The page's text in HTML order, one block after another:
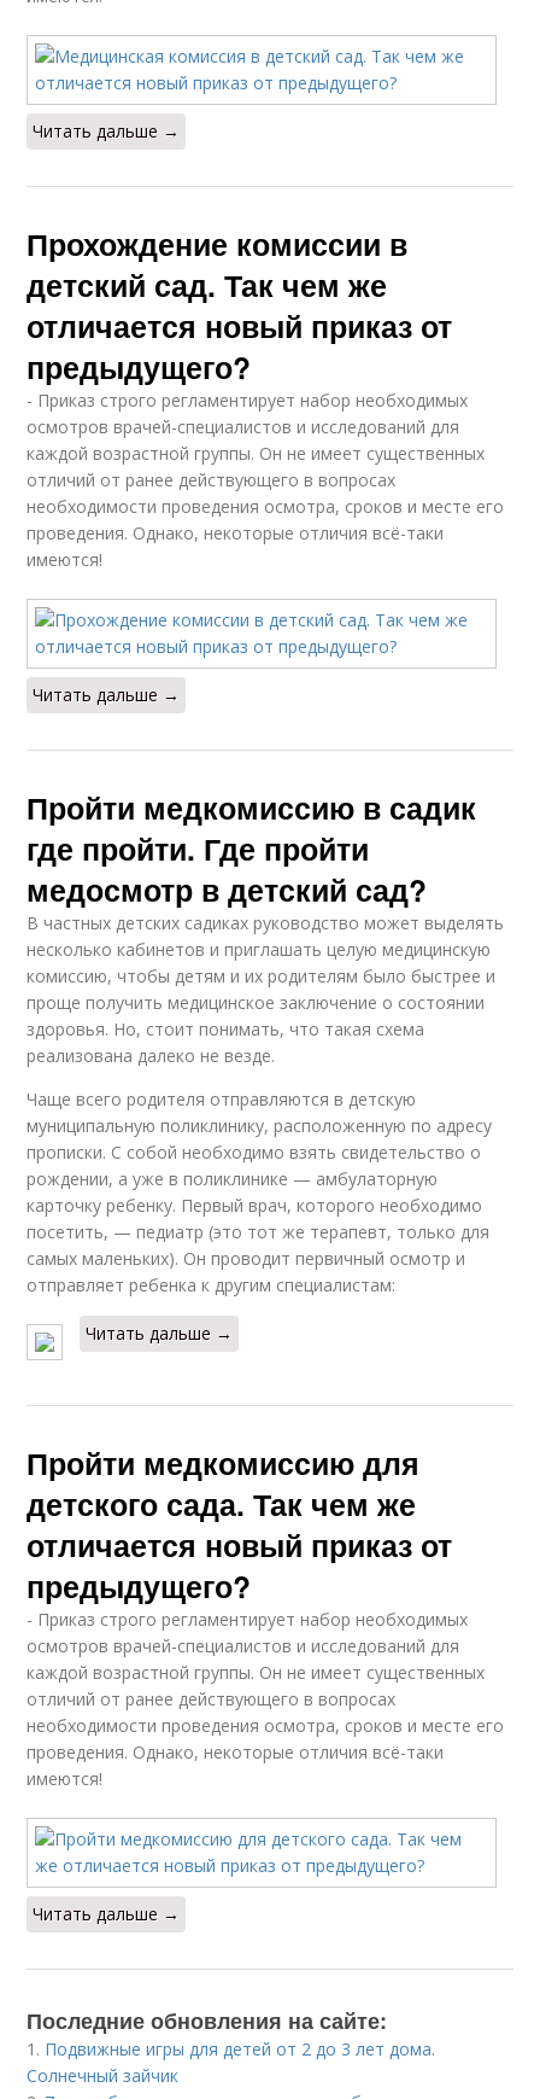
Читать дальше →
Прохождение комиссии в
детский сад. Так чем же
отличается новый приказ от
предыдущего?
- Приказ строго регламентирует набор необходимых
осмотров врачей-специалистов и исследований для
каждой возрастной группы. Он не имеет существенных
отличий от ранее действующего в вопросах
необходимости проведения осмотра, сроков и месте его
проведения. Однако, некоторые отличия всё-таки
имеются!
Читать дальше →
Пройти медкомиссию в садик
где пройти. Где пройти
медосмотр в детский сад?
В частных детских садиках руководство может выделять
несколько кабинетов и приглашать целую медицинскую
комиссию, чтобы детям и их родителям было быстрее и
проще получить медицинское заключение о состоянии
здоровья. Но, стоит понимать, что такая схема
реализована далеко не везде.
Чаще всего родителя отправляются в детскую
муниципальную поликлинику, расположенную по адресу
прописки. С собой необходимо взять свидетельство о
рождении, а уже в поликлинике — амбулаторную
карточку ребенку. Первый врач, которого необходимо
посетить, — педиатр (это тот же терапевт, только для
самых маленьких). Он проводит первичный осмотр и
отправляет ребенка к другим специалистам:
Читать дальше →
Пройти медкомиссию для
детского сада. Так чем же
отличается новый приказ от
предыдущего?
- Приказ строго регламентирует набор необходимых
осмотров врачей-специалистов и исследований для
каждой возрастной группы. Он не имеет существенных
отличий от ранее действующего в вопросах
необходимости проведения осмотра, сроков и месте его
проведения. Однако, некоторые отличия всё-таки
имеются!
Читать дальше →
Последние обновления на сайте:
1. Подвижные игры для детей от 2 до 3 лет дома.
Солнечный зайчик